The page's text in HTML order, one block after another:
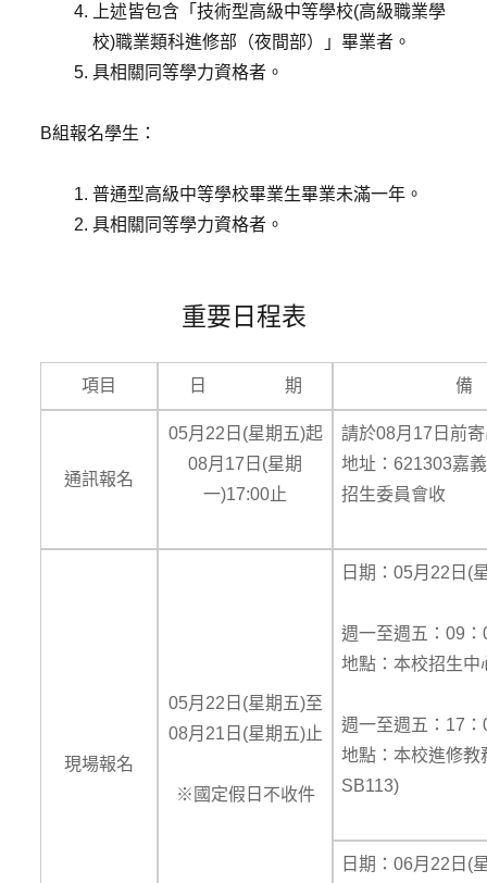
上述皆包含「技術型高級中等學校(高級職業學
校)職業類科進修部（夜間部）」畢業者。
具相關同等學力資格者。
B組報名學生：
普通型高級中等學校畢業生畢業未滿一年。
具相關同等學力資格者。
重要日程表
項目 日 期
通訊報名
05月22日(星期五)起
08月17日(星期
一)17:00止
請於08月17日前
地址：621303嘉
招生委員會收
現場報名
05月22日(星期五)至
08月21日(星期五)止
※國定假日不收件
日期：05月22日(
週一至週五：09
地點：本校招生中
週一至週五：17
地點：本校進修教
SB113)
日期：06月22日(